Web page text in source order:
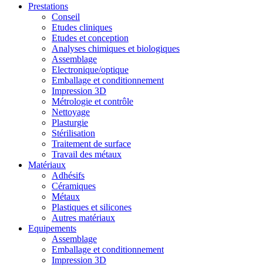
Prestations
Conseil
Etudes cliniques
Etudes et conception
Analyses chimiques et biologiques
Assemblage
Electronique/optique
Emballage et conditionnement
Impression 3D
Métrologie et contrôle
Nettoyage
Plasturgie
Stérilisation
Traitement de surface
Travail des métaux
Matériaux
Adhésifs
Céramiques
Métaux
Plastiques et silicones
Autres matériaux
Equipements
Assemblage
Emballage et conditionnement
Impression 3D